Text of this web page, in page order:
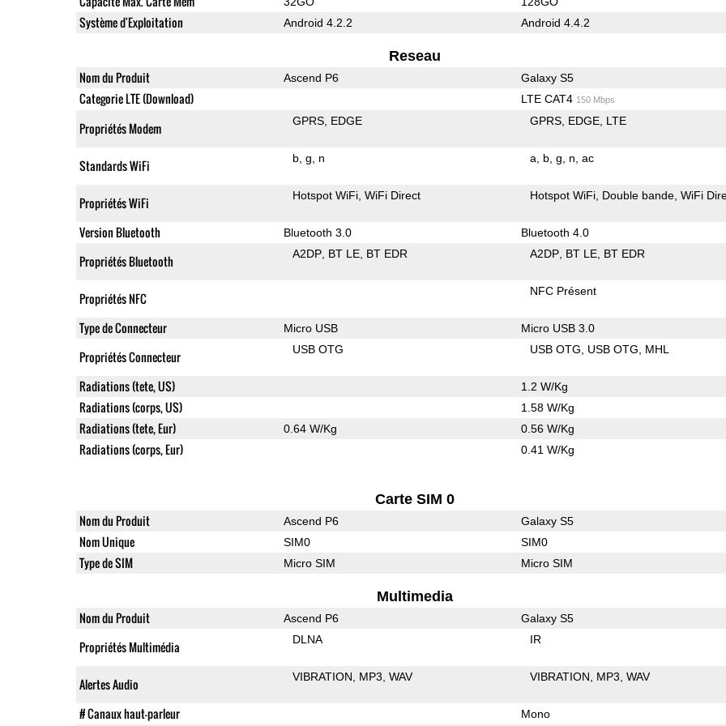
Système d'Exploitation Android 4.2.2 Android 4.4.2
Reseau
Nom du Produit Ascend P6 Galaxy S5
Categorie LTE (Download) LTE CAT4 150 Mbps
Propriétés Modem GPRS EDGE GPRS EDGE LTE
Standards WiFi b g n a b g n ac
Propriétés WiFi Hotspot WiFi WiFi Direct Hotspot WiFi Double bande WiFi
Version Bluetooth Bluetooth 3.0 Bluetooth 4.0
Propriétés Bluetooth A2DP BT LE BT EDR A2DP BT LE BT EDR
Propriétés NFC NFC Présent
Type de Connecteur Micro USB Micro USB 3.0
Propriétés Connecteur USB OTG USB OTG USB OTG MHL
Radiations (tete, US) 1.2 W/Kg
Radiations (corps, US) 1.58 W/Kg
Radiations (tete, Eur) 0.64 W/Kg 0.56 W/Kg
Radiations (corps, Eur) 0.41 W/Kg
Carte SIM 0
Nom du Produit Ascend P6 Galaxy S5
Nom Unique SIM0 SIM0
Type de SIM Micro SIM Micro SIM
Multimedia
Nom du Produit Ascend P6 Galaxy S5
Propriétés Multimédia DLNA IR
Alertes Audio VIBRATION MP3 WAV VIBRATION MP3 WAV
# Canaux haut-parleur Mono